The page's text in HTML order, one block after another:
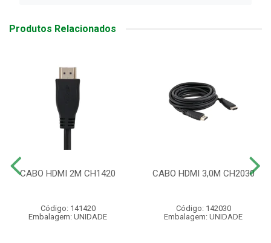
Produtos Relacionados
CABO HDMI 2M CH1420
Código: 141420
Embalagem: UNIDADE
CABO HDMI 3,0M CH2030
Código: 142030
Embalagem: UNIDADE